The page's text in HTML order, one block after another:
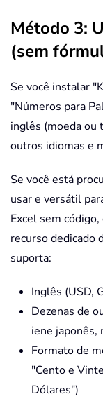
Método 3:
(sem
Se você instalar
"Números para
inglês (moeda ou
outros idiomas e
Se você está
usar e versátil
Excel sem
recurso dedicado
suporta:
Inglês (USD,
Dezenas de
iene japonês,
Formato de
"Cento e
Dólares")